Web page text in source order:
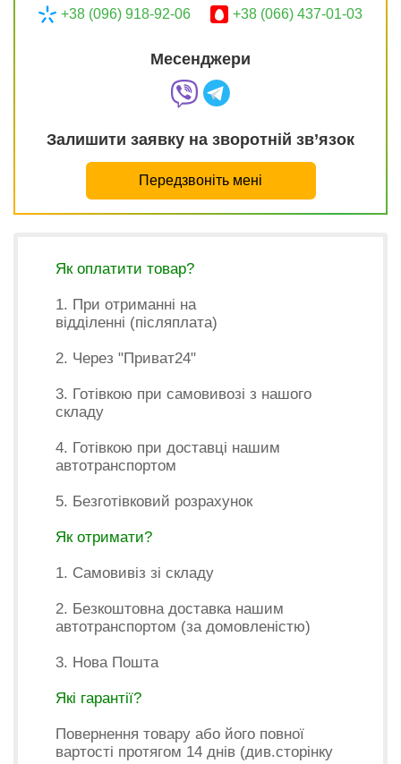
+38 (096) 918-92-06 +38 (066) 437-01-03
Месенджери
Залишити заявку на зворотній зв’язок
Передзвоніть мені
Як оплатити товар?
1. При отриманні на
відділенні (післяплата)
2. Через "Приват24"
3. Готівкою при самовивозі з нашого
складу
4. Готівкою при доставці нашим
автотранспортом
5. Безготівковий розрахунок
Як отримати?
1. Самовивіз зі складу
2. Безкоштовна доставка нашим
автотранспортом (за домовленістю)
3. Нова Пошта
Які гарантії?
Повернення товару або його повної
вартості протягом 14 днів (див.сторінку